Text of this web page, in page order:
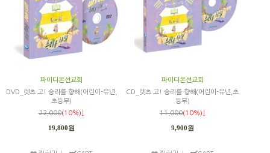
파이디온선교회
DVD_렛츠 고! 승리를 향해(어린이-유년,
초등부)
22,000(10%)↓
19,800원
파이디온선교회
CD_렛츠 고! 승리를 향해(어린이-유년,초
등부)
11,000(10%)↓
9,900원